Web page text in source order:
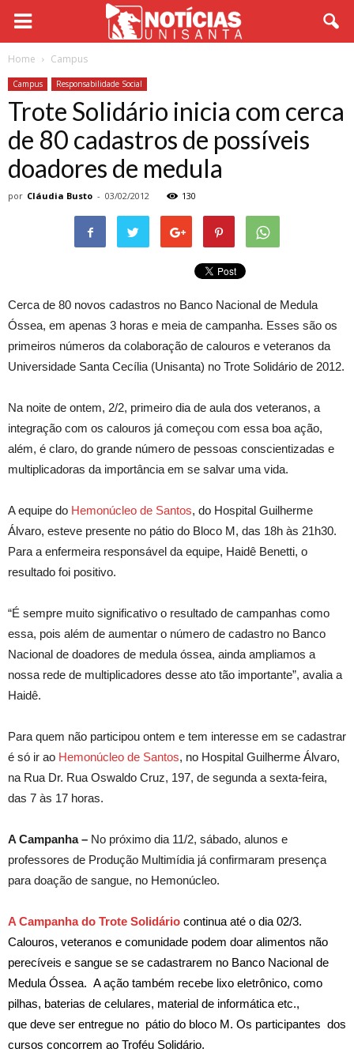
Home Campus
Campus Responsabilidade Social
Trote Solidário inicia com cerca
de 80 cadastros de possíveis
doadores de medula
por Cláudia Busto - 03/02/2012 130
Cerca de 80 novos cadastros no Banco Nacional de Medula
Óssea, em apenas 3 horas e meia de campanha. Esses são os
primeiros números da colaboração de calouros e veteranos da
Universidade Santa Cecília (Unisanta) no Trote Solidário de 2012.
Na noite de ontem, 2/2, primeiro dia de aula dos veteranos, a
integração com os calouros já começou com essa boa ação,
além, é claro, do grande número de pessoas conscientizadas e
multiplicadoras da importância em se salvar uma vida.
A equipe do Hemonúcleo de Santos, do Hospital Guilherme
Álvaro, esteve presente no pátio do Bloco M, das 18h às 21h30.
Para a enfermeira responsável da equipe, Haidê Benetti, o
resultado foi positivo.
“É sempre muito significativo o resultado de campanhas como
essa, pois além de aumentar o número de cadastro no Banco
Nacional de doadores de medula óssea, ainda ampliamos a
nossa rede de multiplicadores desse ato tão importante”, avalia a
Haidê.
Para quem não participou ontem e tem interesse em se cadastrar
é só ir ao Hemonúcleo de Santos, no Hospital Guilherme Álvaro,
na Rua Dr. Rua Oswaldo Cruz, 197, de segunda a sexta-feira,
das 7 às 17 horas.
A Campanha – No próximo dia 11/2, sábado, alunos e
professores de Produção Multimídia já confirmaram presença
para doação de sangue, no Hemonúcleo.
A Campanha do Trote Solidário continua até o dia 02/3.
Calouros, veteranos e comunidade podem doar alimentos não
perecíveis e sangue se se cadastrarem no Banco Nacional de
Medula Óssea. A ação também recebe lixo eletrônico, como
pilhas, baterias de celulares, material de informática etc.,
que deve ser entregue no pátio do bloco M. Os participantes dos
cursos concorrem ao Troféu Solidário.